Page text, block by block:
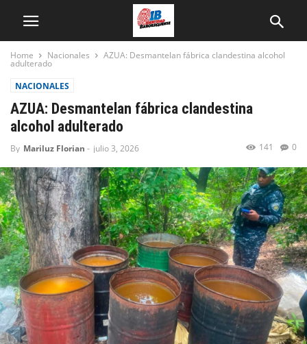
Home Nacionales AZUA: Desmantelan fábrica clandestina alcohol
adulterado
NACIONALES
AZUA: Desmantelan fábrica clandestina
alcohol adulterado
By Mariluz Florian - julio 3, 2026 0
141